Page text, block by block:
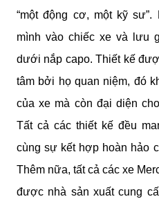
“một động cơ, một kỹ
mình vào chiếc xe và lưu
dưới nắp capo. Thiết kế
tâm bởi họ quan niệm, đó
của xe mà còn đại diện
Tất cả các thiết kế đều
cùng sự kết hợp hoàn hảo
Thêm nữa, tất cả các xe
được nhà sản xuất cung